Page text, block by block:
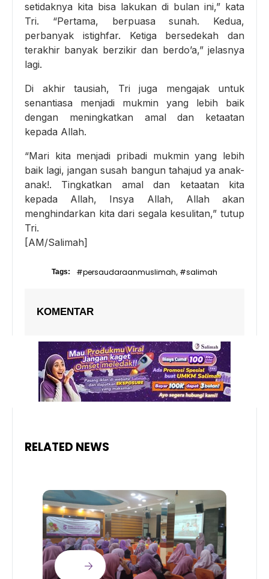
setidaknya kita bisa lakukan di bulan ini,” kata
Tri. “Pertama, berpuasa sunah. Kedua,
perbanyak istighfar. Ketiga bersedekah dan
terakhir banyak berzikir dan berdo’a,” jelasnya
lagi.
Di akhir tausiah, Tri juga mengajak untuk
senantiasa menjadi mukmin yang lebih baik
dengan meningkatkan amal dan ketaatan
kepada Allah.
“Mari kita menjadi pribadi mukmin yang lebih
baik lagi, jangan susah bangun tahajud ya anak-
anak!. Tingkatkan amal dan ketaatan kita
kepada Allah, Insya Allah, Allah akan
menghindarkan kita dari segala kesulitan,” tutup
Tri.
[AM/Salimah]
Tags: #persaudaraanmuslimah, #salimah
KOMENTAR
RELATED NEWS